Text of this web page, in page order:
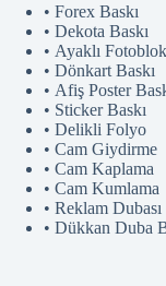
• Forex Baskı
• Dekota Baskı
• Ayaklı Fotoblok
• Dönkart Baskı
• Afiş Poster
• Sticker Baskı
• Delikli Folyo
• Cam Giydirme
• Cam Kaplama
• Cam Kumlama
• Reklam Dubası
• Dükkan Duba